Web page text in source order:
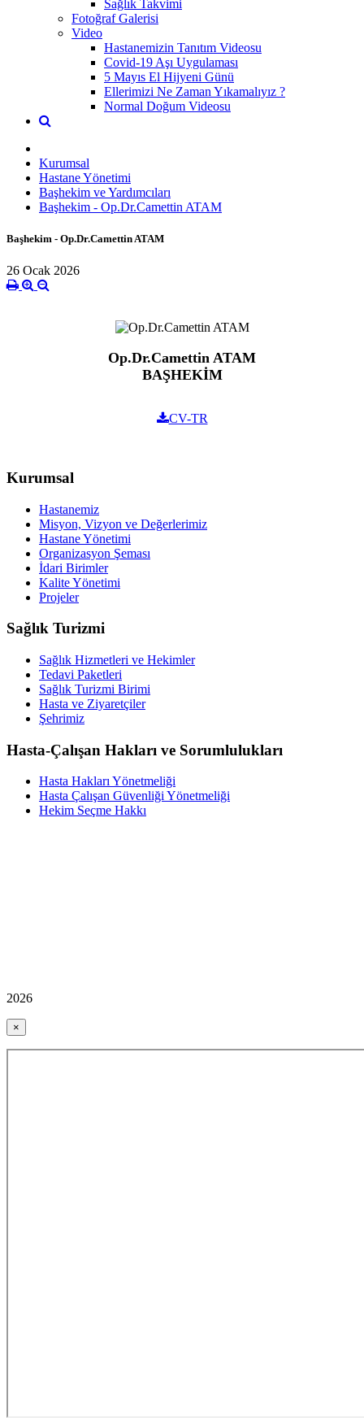
Sağlık Takvimi
Fotoğraf Galerisi
Video
Hastanemizin Tanıtım Videosu
Covid-19 Aşı Uygulaması
5 Mayıs El Hijyeni Günü
Ellerimizi Ne Zaman Yıkamalıyız ?
Normal Doğum Videosu
Kurumsal
Hastane Yönetimi
Başhekim ve Yardımcıları
Başhekim - Op.Dr.Camettin ATAM
Başhekim - Op.Dr.Camettin ATAM
26 Ocak 2026
Op.Dr.Camettin ATAM
BAŞHEKİM
CV-TR
Kurumsal
Hastanemiz
Misyon, Vizyon ve Değerlerimiz
Hastane Yönetimi
Organizasyon Şeması
İdari Birimler
Kalite Yönetimi
Projeler
Sağlık Turizmi
Sağlık Hizmetleri ve Hekimler
Tedavi Paketleri
Sağlık Turizmi Birimi
Hasta ve Ziyaretçiler
Şehrimiz
Hasta-Çalışan Hakları ve Sorumlulukları
Hasta Hakları Yönetmeliği
Hasta Çalışan Güvenliği Yönetmeliği
Hekim Seçme Hakkı
2026
×